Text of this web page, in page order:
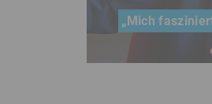
„Mich